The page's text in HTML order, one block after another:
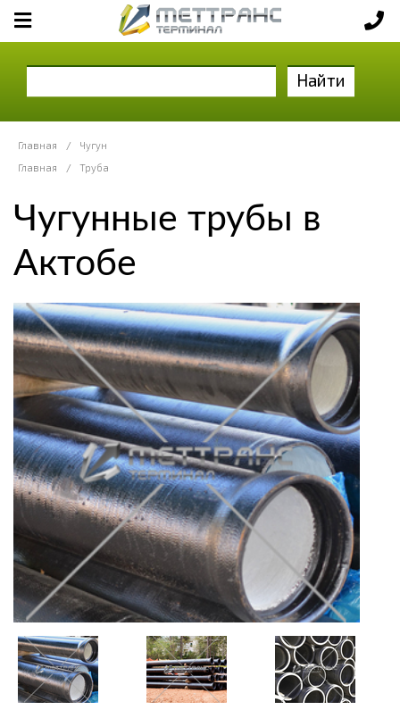
Найти
Главная /
Чугун
Главная
/ Труба
Чугунные трубы в
Актобе